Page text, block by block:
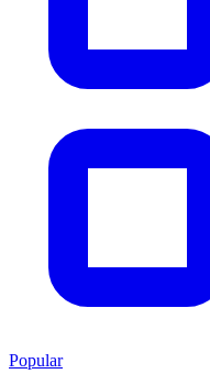
Popular